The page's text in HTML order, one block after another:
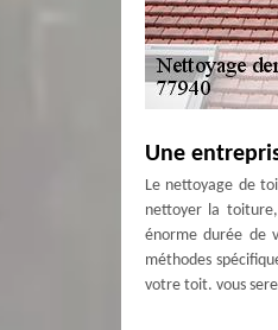
Une
Le nettoyage de
nettoyer la
énorme durée de
méthodes
votre toit, vous